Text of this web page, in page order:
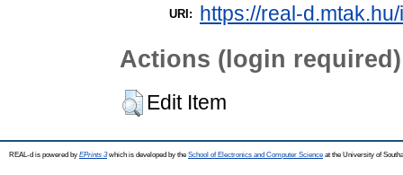
URI: https://real-
Actions (login required)
Edit Item
REAL-d is powered by EPrints 3which is developed by the School of Electronics and Computer Science at the University of